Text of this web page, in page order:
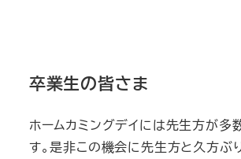
卒業生の皆さま
ホームカミングデイには先生方が多
す。是非この機会に先生方と久方ぶ